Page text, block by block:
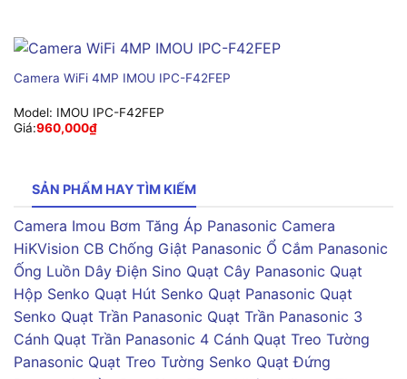
Camera WiFi 4MP IMOU IPC-F42FEP
Model: IMOU IPC-F42FEP
Giá:960,000₫
SẢN PHẨM HAY TÌM KIẾM
Camera Imou Bơm Tăng Áp Panasonic Camera
HiKVision CB Chống Giật Panasonic Ổ Cắm Panasonic
Ống Luồn Dây Điện Sino Quạt Cây Panasonic Quạt
Hộp Senko Quạt Hút Senko Quạt Panasonic Quạt
Senko Quạt Trần Panasonic Quạt Trần Panasonic 3
Cánh Quạt Trần Panasonic 4 Cánh Quạt Treo Tường
Panasonic Quạt Treo Tường Senko Quạt Đứng